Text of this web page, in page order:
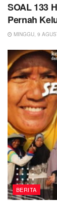
SOAL 133
Pernah
MINGGU, 9
BERITA